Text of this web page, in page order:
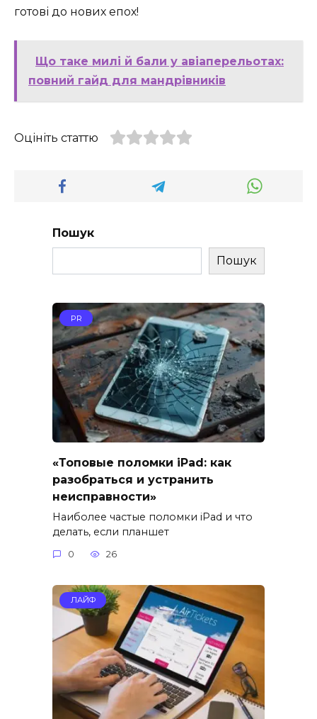
готові до нових епох!
Що таке милі й бали у авіаперельотах:
повний гайд для мандрівників
Оцініть статтю
Пошук
Пошук
PR
«Топовые поломки iPad: как
разобраться и устранить
неисправности»
Наиболее частые поломки iPad и что
делать, если планшет
0 26
ЛАЙФ